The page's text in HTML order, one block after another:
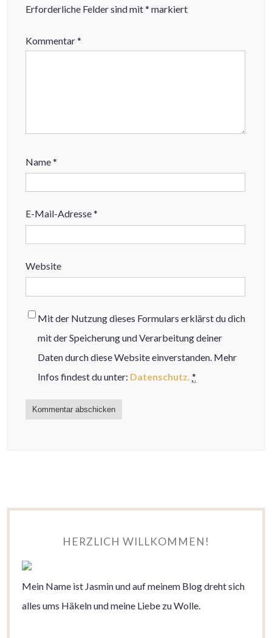
Erforderliche Felder sind mit* markiert
Kommentar*
Name*
E-Mail-Adresse*
Website
Mit der Nutzung dieses Formulars erklärst du dich
mit der Speicherung und Verarbeitung deiner
Daten durch diese Website einverstanden. Mehr
Infos findest du unter: Datenschutz. *
HERZLICH WILLKOMMEN!
Mein Name ist Jasmin und auf meinem Blog dreht sich
alles ums Häkeln und meine Liebe zu Wolle.